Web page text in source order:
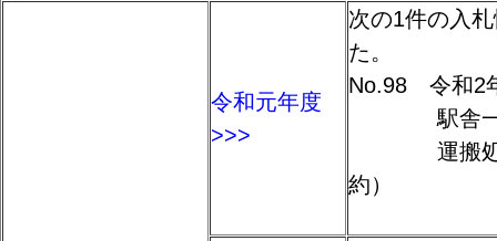
令和元年度
>>>
次の1件の入
た。
No.98 令和2
駅舎一
運搬処理
約）